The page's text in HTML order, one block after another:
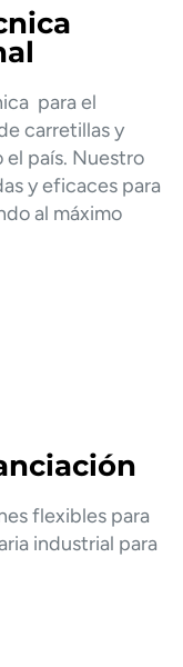
para el
carretillas y
el país. Nuestro
y eficaces para
al máximo
flexibles para
industrial para